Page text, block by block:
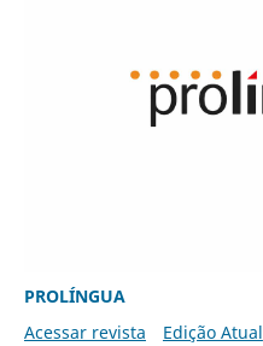
PROLÍNGUA
Acessar revista
Edição Atual